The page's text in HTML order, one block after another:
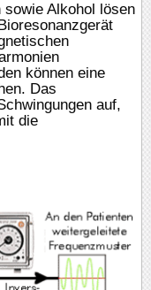
Alkohol lösen
können eine
Das
auf,
die